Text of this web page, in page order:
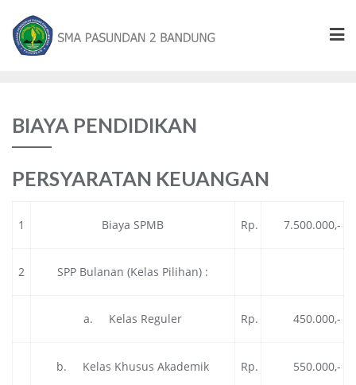
BIAYA PENDIDIKAN
PERSYARATAN KEUANGAN
1 Biaya SPMB Rp. 7.500.000,-
2 SPP Bulanan (Kelas Pilihan) :
a. Kelas Reguler Rp. 450.000,-
b. Kelas Khusus Akademik Rp. 550.000,-